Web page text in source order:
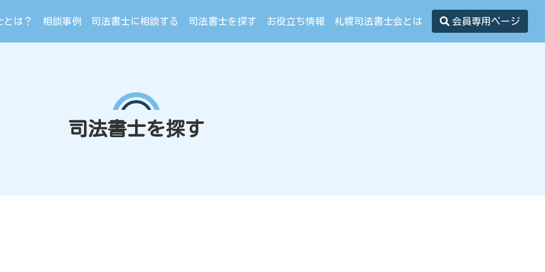
とは？ 相談事例 司法書士に相談する 司法書士を探す お役立ち情報 札幌司法書士会とは 会員専用ページ
司法書士を探す